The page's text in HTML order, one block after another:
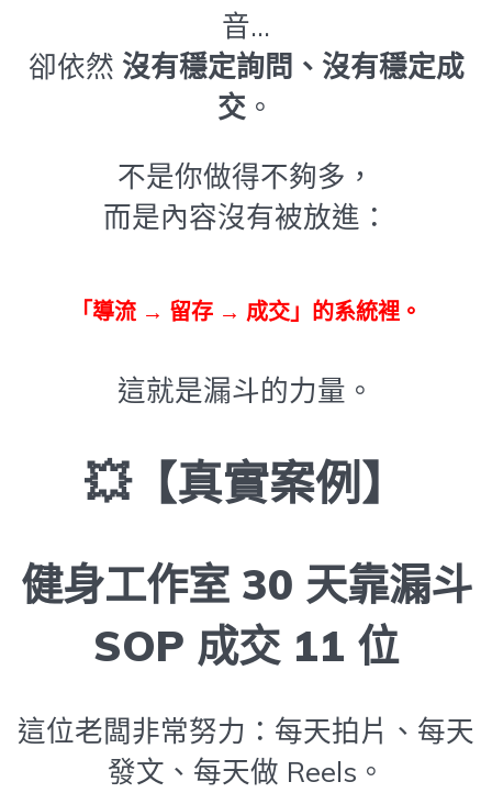
音…
卻依然 沒有穩定詢問、沒有穩定成
交 。
不是你做得不夠多，
而是內容沒有被放進：
「導流 → 留存 → 成交」的系統裡。
這就是漏斗的力量。
💥【真實案例】
健身工作室 30 天靠漏斗
SOP 成交 11 位
這位老闆非常努力：每天拍片、每天
發文、每天做 Reels。